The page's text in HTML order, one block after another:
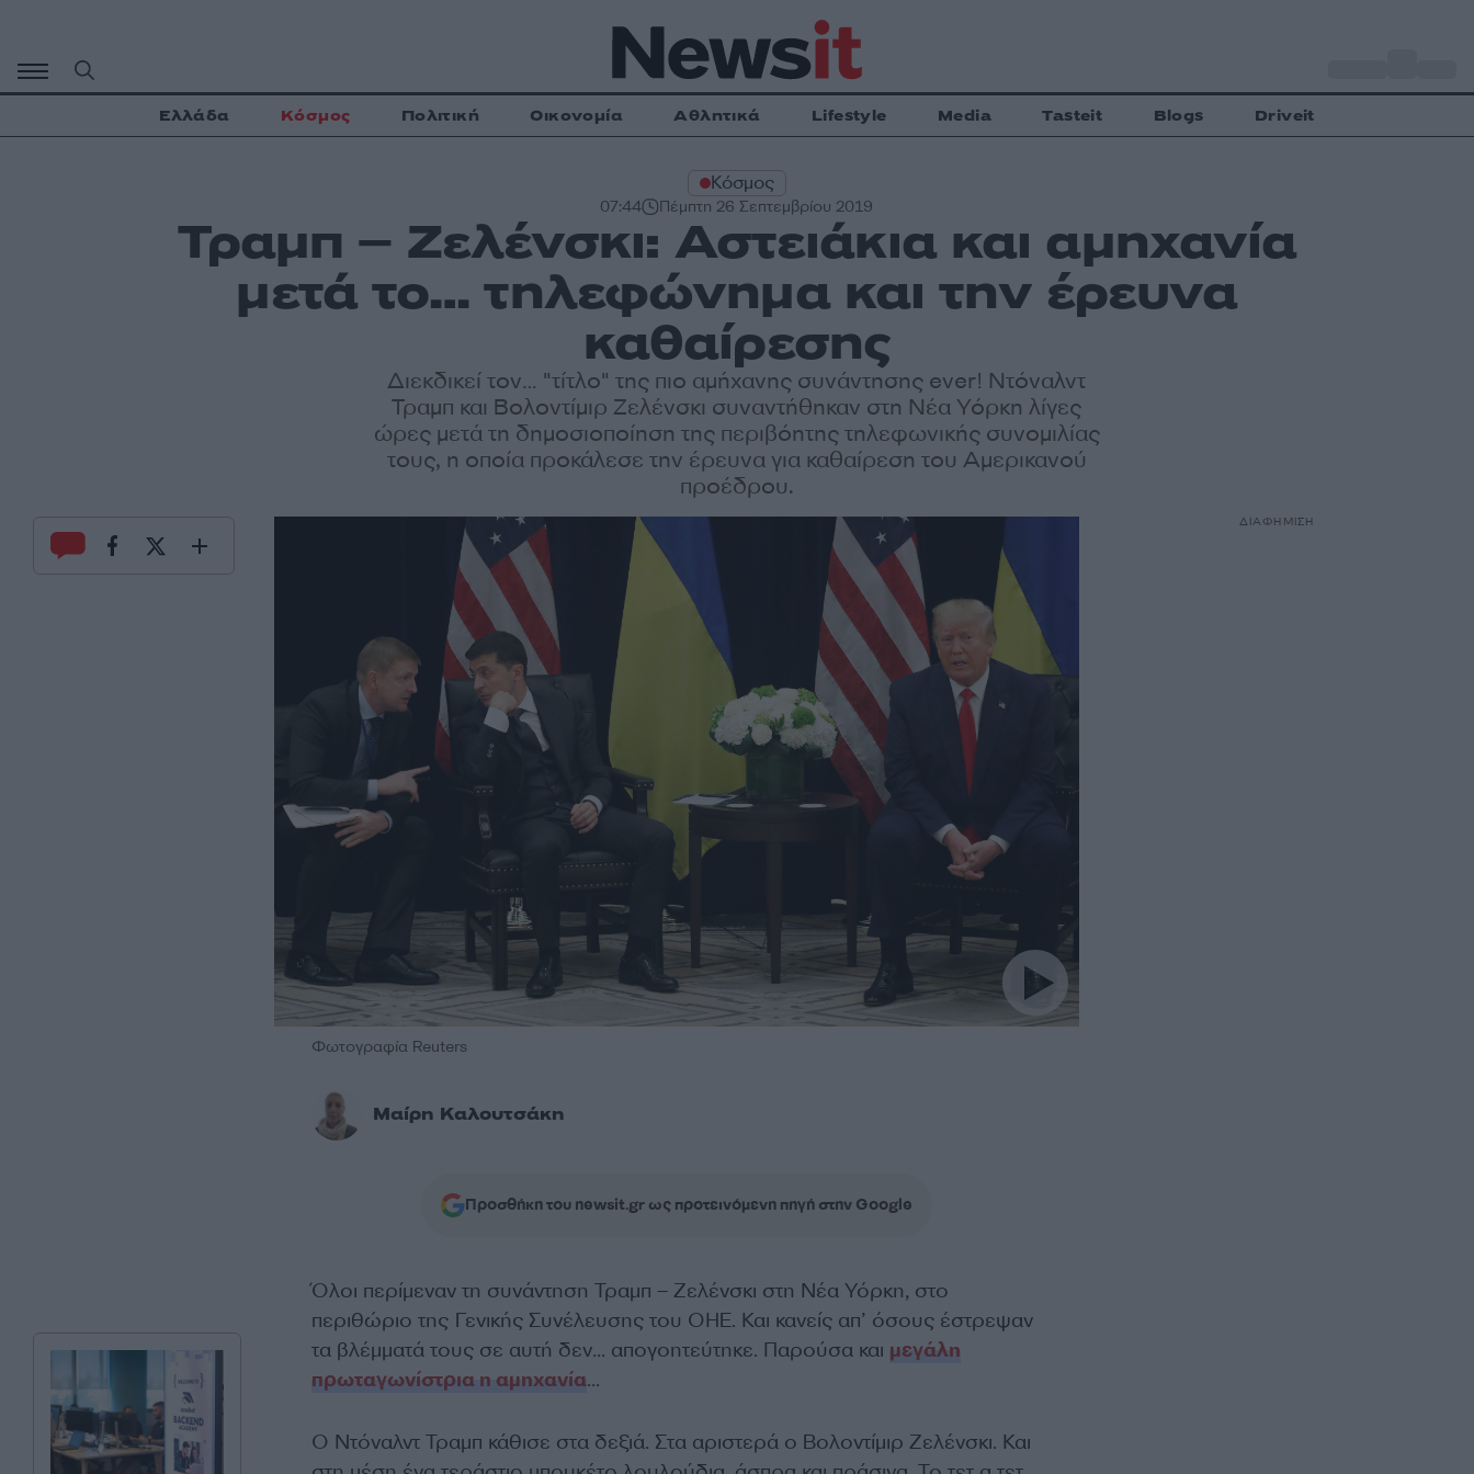
περιεχόμενο
Ελλάδα Κόσμος Πολιτική Οικονομία Αθλητικά Lifestyle Media Tasteit Blogs Driveit
Κόσμος
07:44 Πέμπτη 26 Σεπτεμβρίου 2019
Τραμπ – Ζελένσκι: Αστειάκια και αμηχανία
μετά το… τηλεφώνημα και την έρευνα
καθαίρεσης
Διεκδικεί τον… "τίτλο" της πιο αμήχανης συνάντησης ever! Ντόναλντ
Τραμπ και Βολοντίμιρ Ζελένσκι συναντήθηκαν στη Νέα Υόρκη λίγες
ώρες μετά τη δημοσιοποίηση της περιβόητης τηλεφωνικής συνομιλίας
τους, η οποία προκάλεσε την έρευνα για καθαίρεση του Αμερικανού
προέδρου.
Φωτογραφία Reuters
Μαίρη Καλουτσάκη
Προσθήκη του newsit.gr ως προτεινόμενη πηγή στην Google
Όλοι περίμεναν τη συνάντηση Τραμπ – Ζελένσκι στη Νέα Υόρκη, στο
περιθώριο της Γενικής Συνέλευσης του ΟΗΕ. Και κανείς απ’ όσους έστρεψαν
τα βλέμματά τους σε αυτή δεν… απογοητεύτηκε. Παρούσα και μεγάλη
πρωταγωνίστρια η αμηχανία…
Ο Ντόναλντ Τραμπ κάθισε στα δεξιά. Στα αριστερά ο Βολοντίμιρ Ζελένσκι. Και
ΔΙΑΦΗΜΙΣΗ